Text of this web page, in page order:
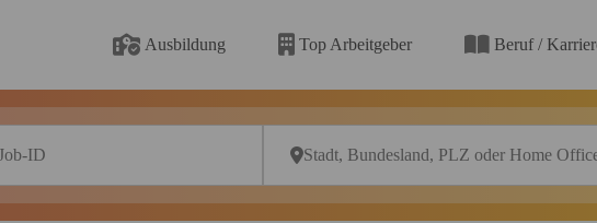
Ausbildung Top Arbeitgeber Beruf /